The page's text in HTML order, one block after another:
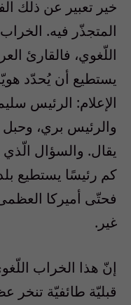
خير تعبير عن ذلك
المتجذّر فيه.
اللّغوي، فالقارئ
يستطيع أن يُحدّد
الإعلام: الرئيس
والرئيس بري، وحبل
يقال. والسؤال
كم رئيسًا يستطيع
فحتّى أميركا العظمى
غير.
إنّ هذا الخراب
قبليّة طائفيّة تنخر